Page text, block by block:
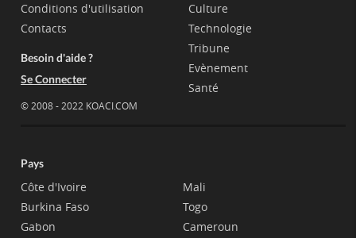
Conditions d'utilisation
Contacts
Besoin d'aide ?
Se Connecter
© 2008 - 2022 KOACI.COM
Culture
Technologie
Tribune
Evènement
Santé
Pays
Côte d'Ivoire
Burkina Faso
Gabon
Mali
Togo
Cameroun